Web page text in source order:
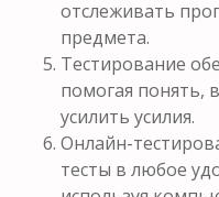
отслеживать
предмета.
Тестирование
помогая понять,
усилить усилия.
Онлайн-
тесты в любое